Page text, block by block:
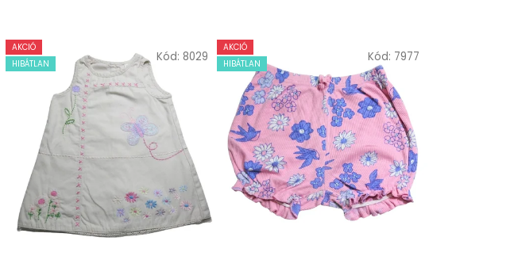
AKCIÓ
HIBÁTLAN
Kód: 8029
AKCIÓ
HIBÁTLAN
Kód: 7977